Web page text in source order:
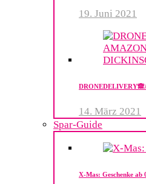
19. Juni 2021
14. März 2021
Spar-Guide
X-Mas: Geschenke ab